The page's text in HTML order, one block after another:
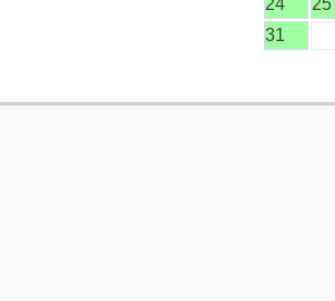
24
25
31